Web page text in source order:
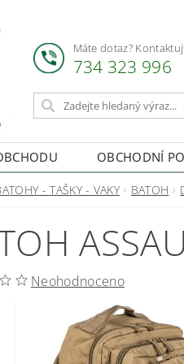
Máte dotaz?
734 323 996
OBCHODNÍ
- TAŠKY - VAKY BATOH
Neohodnoceno